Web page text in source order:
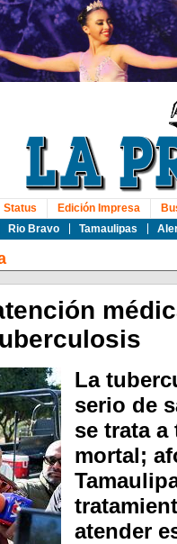
Rio Bravo Tamaulipas
Status Edición Impresa
La
serio de
se trata a
mortal;
atender